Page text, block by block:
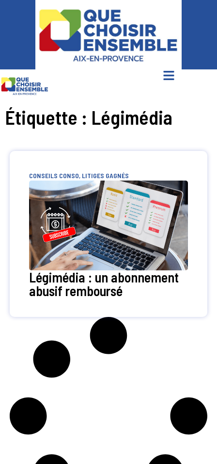
Étiquette : Légimédia
CONSEILS CONSO, LITIGES GAGNÉS
Légimédia : un abonnement
abusif remboursé